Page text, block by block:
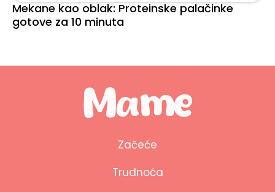
Mekane kao oblak: Proteinske palačinke
gotove za 10 minuta
Začeće
Trudnoća